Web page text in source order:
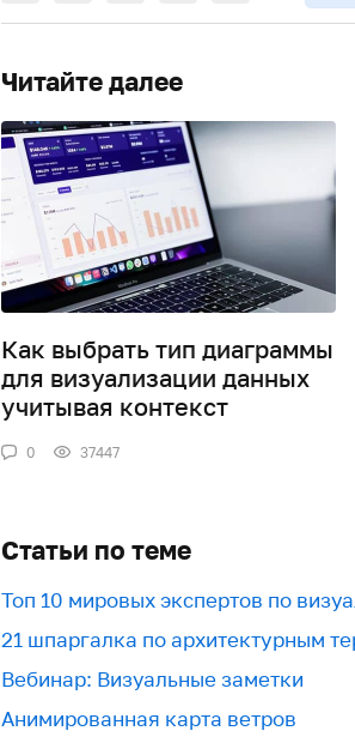
Читайте далее
Как выбрать тип диаграммы
для визуализации данных
учитывая контекст
0 37447
Статьи по теме
Топ 10 мировых экспертов по
21 шпаргалка по архитектурным
Вебинар: Визуальные заметки
Анимированная карта ветров